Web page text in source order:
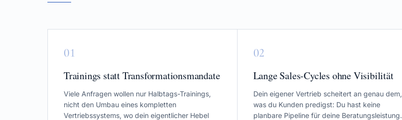
01
Trainings statt Transformationsmandate
Viele Anfragen wollen nur Halbtags-Trainings,
nicht den Umbau eines kompletten
Vertriebssystems, wo dein eigentlicher Hebel
02
Lange Sales-Cycles ohne Visibilität
Dein eigener Vertrieb scheitert an genau dem,
was du Kunden predigst: Du hast keine
planbare Pipeline für deine Beratungsleistung.